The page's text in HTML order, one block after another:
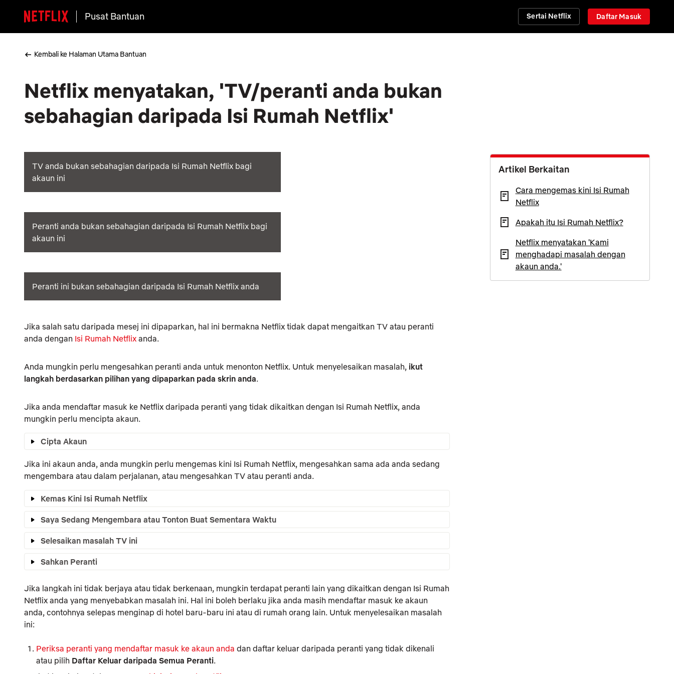
Pusat Bantuan Sertai Netflix Daftar Masuk
Kembali ke Halaman Utama Bantuan
Netflix menyatakan, 'TV/peranti anda bukan
sebahagian daripada Isi Rumah Netflix'
TV anda bukan sebahagian daripada Isi Rumah Netflix bagi
akaun ini
Peranti anda bukan sebahagian daripada Isi Rumah Netflix bagi
akaun ini
Peranti ini bukan sebahagian daripada Isi Rumah Netflix anda
Jika salah satu daripada mesej ini dipaparkan, hal ini bermakna Netflix tidak dapat mengaitkan TV atau peranti
anda dengan Isi Rumah Netflix anda.
Anda mungkin perlu mengesahkan peranti anda untuk menonton Netflix. Untuk menyelesaikan masalah, ikut
langkah berdasarkan pilihan yang dipaparkan pada skrin anda.
Jika anda mendaftar masuk ke Netflix daripada peranti yang tidak dikaitkan dengan Isi Rumah Netflix, anda
mungkin perlu mencipta akaun.
Cipta Akaun
Jika ini akaun anda, anda mungkin perlu mengemas kini Isi Rumah Netflix, mengesahkan sama ada anda sedang
mengembara atau dalam perjalanan, atau mengesahkan TV atau peranti anda.
Kemas Kini Isi Rumah Netflix
Saya Sedang Mengembara atau Tonton Buat Sementara Waktu
Selesaikan masalah TV ini
Sahkan Peranti
Jika langkah ini tidak berjaya atau tidak berkenaan, mungkin terdapat peranti lain yang dikaitkan dengan Isi Rumah
Netflix anda yang menyebabkan masalah ini. Hal ini boleh berlaku jika anda masih mendaftar masuk ke akaun
anda, contohnya selepas menginap di hotel baru-baru ini atau di rumah orang lain. Untuk menyelesaikan masalah
ini:
Periksa peranti yang mendaftar masuk ke akaun anda dan daftar keluar daripada peranti yang tidak dikenali
atau pilih Daftar Keluar daripada Semua Peranti.
Artikel Berkaitan
Cara mengemas kini Isi Rumah
Netflix
Apakah itu Isi Rumah Netflix?
Netflix menyatakan 'Kami
menghadapi masalah dengan
akaun anda.'